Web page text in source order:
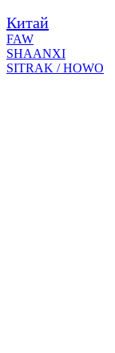
Китай
FAW
SHAANXI
SITRAK / HOWO